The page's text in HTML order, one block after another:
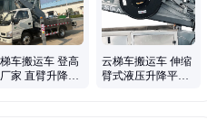
车搬运车 登高
家 直臂升降平
云梯车搬运车 伸缩
臂式液压升降平台